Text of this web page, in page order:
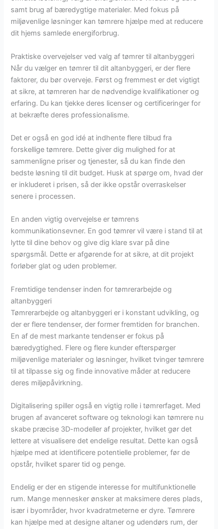
samt brug af bæredygtige materialer. Med fokus på
miljøvenlige løsninger kan tømrere hjælpe med at reducere
dit hjems samlede energiforbrug.
Praktiske overvejelser ved valg af tømrer til altanbyggeri
Når du vælger en tømrer til dit altanbyggeri, er der flere
faktorer, du bør overveje. Først og fremmest er det vigtigt
at sikre, at tømreren har de nødvendige kvalifikationer og
erfaring. Du kan tjekke deres licenser og certificeringer for
at bekræfte deres professionalisme.
Det er også en god idé at indhente flere tilbud fra
forskellige tømrere. Dette giver dig mulighed for at
sammenligne priser og tjenester, så du kan finde den
bedste løsning til dit budget. Husk at spørge om, hvad der
er inkluderet i prisen, så der ikke opstår overraskelser
senere i processen.
En anden vigtig overvejelse er tømrens
kommunikationsevner. En god tømrer vil være i stand til at
lytte til dine behov og give dig klare svar på dine
spørgsmål. Dette er afgørende for at sikre, at dit projekt
forløber glat og uden problemer.
Fremtidige tendenser inden for tømrerarbejde og
altanbyggeri
Tømrerarbejde og altanbyggeri er i konstant udvikling, og
der er flere tendenser, der former fremtiden for branchen.
En af de mest markante tendenser er fokus på
bæredygtighed. Flere og flere kunder efterspørger
miljøvenlige materialer og løsninger, hvilket tvinger tømrere
til at tilpasse sig og finde innovative måder at reducere
deres miljøpåvirkning.
Digitalisering spiller også en vigtig rolle i tømrerfaget. Med
brugen af avanceret software og teknologi kan tømrere nu
skabe præcise 3D-modeller af projekter, hvilket gør det
lettere at visualisere det endelige resultat. Dette kan også
hjælpe med at identificere potentielle problemer, før de
opstår, hvilket sparer tid og penge.
Endelig er der en stigende interesse for multifunktionelle
rum. Mange mennesker ønsker at maksimere deres plads,
især i byområder, hvor kvadratmeterne er dyre. Tømrere
kan hjælpe med at designe altaner og udendørs rum, der